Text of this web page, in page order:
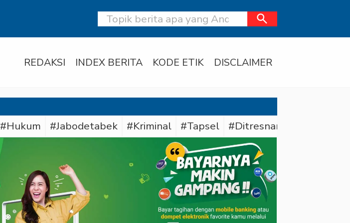
search
REDAKSI INDEX BERITA KODE ETIK DISCLAIMER
#Hukum #Jabodetabek #Kriminal #Tapsel #Ditresnarkoba Polda